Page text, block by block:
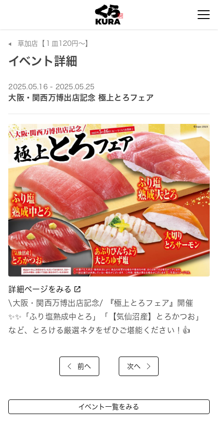
草加店【１皿120円～】
イベント詳細
2025.05.16 - 2025.05.25
大阪・関西万博出店記念 極上とろフェア
詳細ページをみる
\大阪・関西万博出店記念/ 『極上とろフェア』開催
✨✨「ふり塩熟成中とろ」「【気仙沼産】とろかつお」
など、とろける厳選ネタをぜひご堪能ください！👍
前へ 次へ
イベント一覧をみる